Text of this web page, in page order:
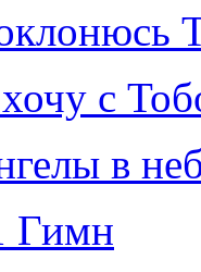
с
в
Гимн